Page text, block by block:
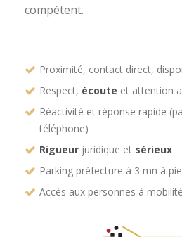
compétent.
Proximité, contact direct,
Respect, écoute et attention
Réactivité et réponse rapide
téléphone)
Rigueur juridique et sérieux
Parking préfecture à 3 mn à
Accès aux personnes à